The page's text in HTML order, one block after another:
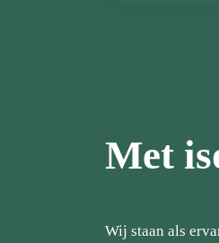
Met
Wij staan als